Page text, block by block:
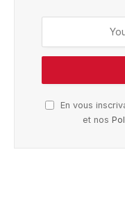
En vous
et nos